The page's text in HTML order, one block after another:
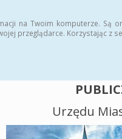
na Twoim komputerze. Są
przeglądarce. Korzystając z
Urzędu